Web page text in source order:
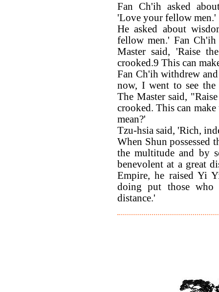
Fan Ch'ih asked
'Love your fellow men.'
He asked about
fellow men.' Fan
Master said, 'Raise
crooked.9 This can
Fan Ch'ih withdrew
now, I went to see the
The Master said,
crooked. This can
mean?'
Tzu-hsia said, 'Rich,
When Shun possessed
the multitude and by
benevolent at a great
Empire, he raised Yi
doing put those who
distance.'